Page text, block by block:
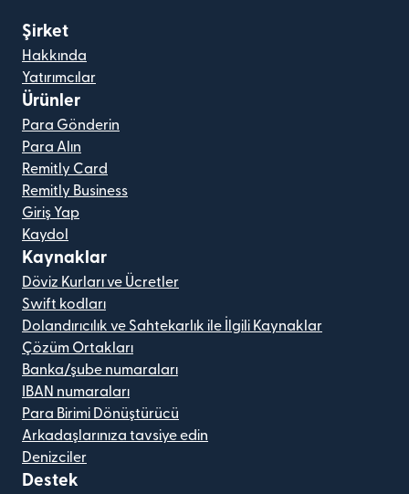
Şirket
Hakkında
Yatırımcılar
Ürünler
Para Gönderin
Para Alın
Remitly Card
Remitly Business
Giriş Yap
Kaydol
Kaynaklar
Döviz Kurları ve Ücretler
Swift kodları
Dolandırıcılık ve Sahtekarlık ile İlgili Kaynaklar
Çözüm Ortakları
Banka/şube numaraları
IBAN numaraları
Para Birimi Dönüştürücü
Arkadaşlarınıza tavsiye edin
Denizciler
Destek